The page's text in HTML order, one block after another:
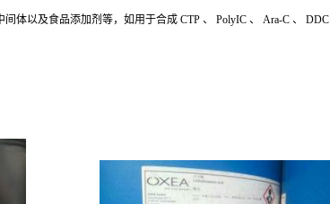
以及食品添加剂等，如用于合成 CTP 、 PolyIC 、 Ara-C 、